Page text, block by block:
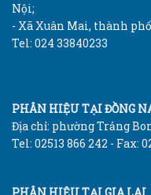
Nội;
- Xã Xuân Mai, thành
Tel: 024 33840233
PHÂN HIỆU TẠI ĐỒNG
Địa chỉ: phường Trảng
Tel: 02513 866 242 - Fax:
PHÂN HIỆU TẠI GIA LAI